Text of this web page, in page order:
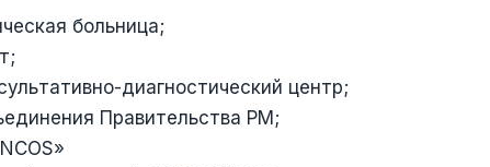
больница;
диагностический центр;
Правительства РМ;